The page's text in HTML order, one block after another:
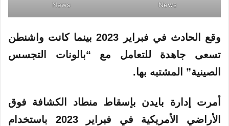
News
News
وقع الحادث في فبراير
2023 بينما كانت واشنطن
تسعى جاهدة للتعامل مع “بالونات
التجسس
الصينية” المشتبه بها.
أمرت إدارة بايدن بإسقاط منطاد الكشافة فوق
الأراضي
الأمريكية
في فبراير 2023 باستخدام